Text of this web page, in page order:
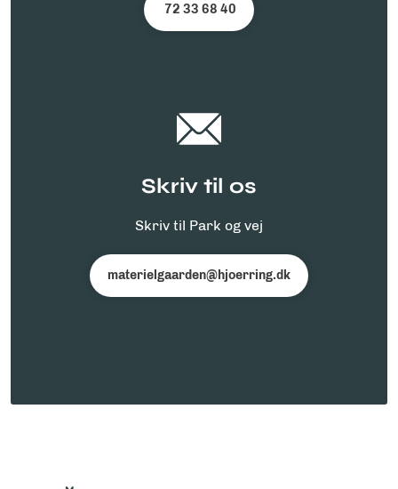
72 33 68 40
Skriv til os
Skriv til Park og vej
materielgaarden@hjoerring.dk